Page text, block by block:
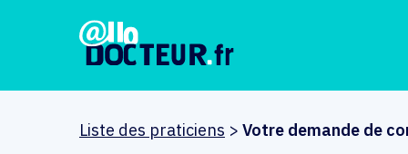
Liste des praticiens > Votre demande de